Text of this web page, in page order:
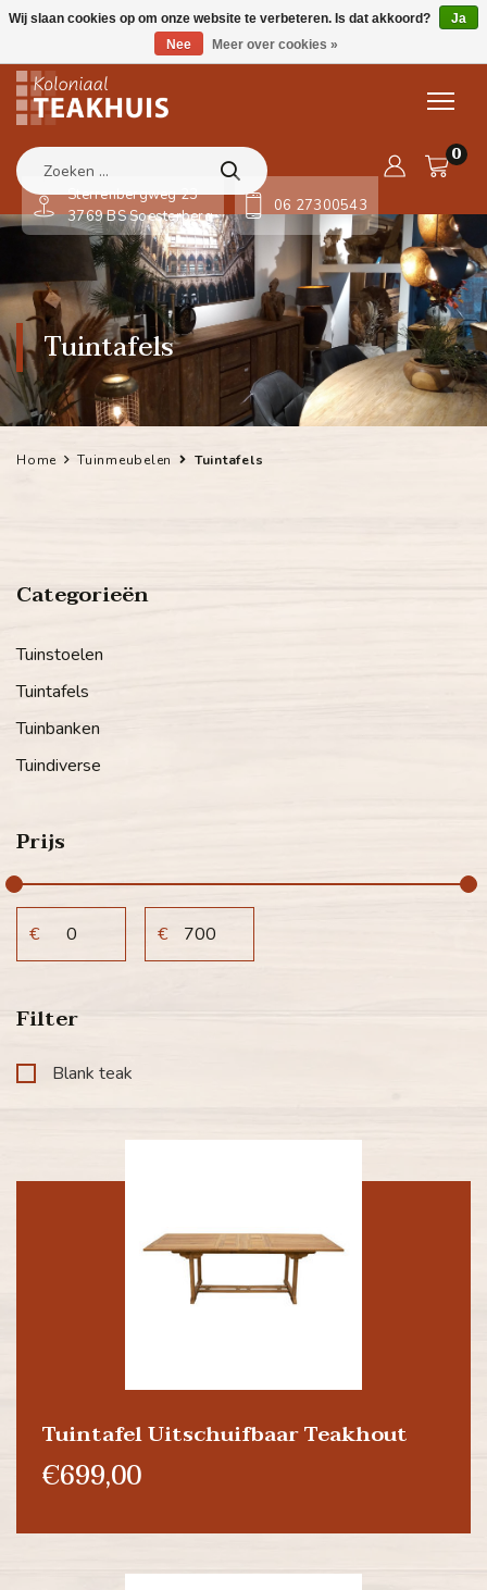
0
Sterrenbergweg 23
3769 BS Soesterberg
06 27300543
Tuintafels
Home Tuinmeubelen Tuintafels
Categorieën
Tuinstoelen
Tuintafels
Tuinbanken
Tuindiverse
Prijs
€ €
Filter
Blank teak
Tuintafel Uitschuifbaar Teakhout
€699,00
Wij slaan cookies op om onze website te verbeteren. Is dat akkoord?
Ja
Nee
Meer over cookies »